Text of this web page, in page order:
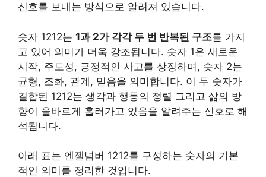
신호를 보내는 방식으로 알려져 있습니다.
숫자 1212는 1과 2가 각각 두 번 반복된 구조를 가지
고 있어 의미가 더욱 강조됩니다. 숫자 1은 새로운
시작, 주도성, 긍정적인 사고를 상징하며, 숫자 2는
균형, 조화, 관계, 믿음을 의미합니다. 이 두 숫자가
결합된 1212는 생각과 행동의 정렬 그리고 삶의 방
향이 올바르게 흘러가고 있음을 알려주는 신호로 해
석됩니다.
아래 표는 엔젤넘버 1212를 구성하는 숫자의 기본
적인 의미를 정리한 것입니다.